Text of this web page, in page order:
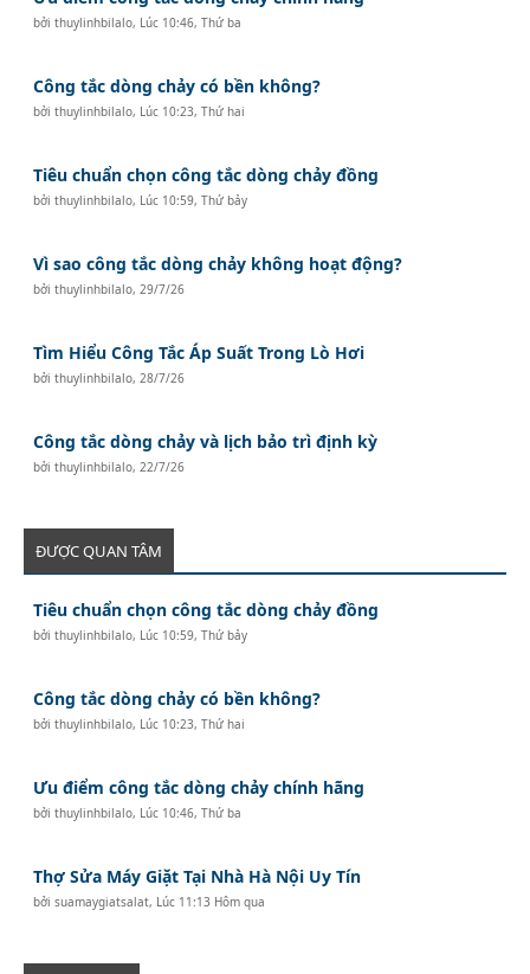
bởithuylinhbilalo, Lúc 10:46, Thứ ba
Công tắc dòng chảy có bền không?
bởithuylinhbilalo, Lúc 10:23, Thứ hai
Tiêu chuẩn chọn công tắc dòng chảy đồng
bởithuylinhbilalo, Lúc 10:59, Thứ bảy
Vì sao công tắc dòng chảy không hoạt động?
bởithuylinhbilalo, 29/7/26
Tìm Hiểu Công Tắc Áp Suất Trong Lò Hơi
bởithuylinhbilalo, 28/7/26
Công tắc dòng chảy và lịch bảo trì định kỳ
bởithuylinhbilalo, 22/7/26
ĐƯỢC QUAN TÂM
Tiêu chuẩn chọn công tắc dòng chảy đồng
bởithuylinhbilalo, Lúc 10:59, Thứ bảy
Công tắc dòng chảy có bền không?
bởithuylinhbilalo, Lúc 10:23, Thứ hai
Ưu điểm công tắc dòng chảy chính hãng
bởithuylinhbilalo, Lúc 10:46, Thứ ba
Thợ Sửa Máy Giặt Tại Nhà Hà Nội Uy Tín
bởisuamaygiatsalat, Lúc 11:13 Hôm qua